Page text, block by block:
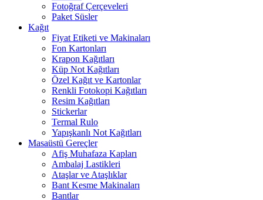
Fotoğraf Çerçeveleri
Paket Süsler
Kağıt
Fiyat Etiketi ve Makinaları
Fon Kartonları
Krapon Kağıtları
Küp Not Kağıtları
Özel Kağıt ve Kartonlar
Renkli Fotokopi Kağıtları
Resim Kağıtları
Stickerlar
Termal Rulo
Yapışkanlı Not Kağıtları
Masaüstü Gereçler
Afiş Muhafaza Kapları
Ambalaj Lastikleri
Ataşlar ve Ataşlıklar
Bant Kesme Makinaları
Bantlar